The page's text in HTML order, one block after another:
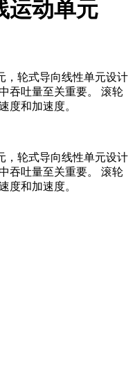
运动单元
，轮式导向线性单元设计
吞吐量至关重要。 滚轮
度和加速度。
，轮式导向线性单元设计
吞吐量至关重要。 滚轮
度和加速度。